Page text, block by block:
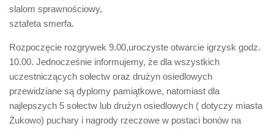
slalom sprawnościowy,
sztafeta smerfa.
Rozpoczęcie rozgrywek 9.00,uroczyste otwarcie igrzysk godz.
10.00. Jednocześnie informujemy, że dla wszystkich
uczestniczących sołectw oraz drużyn osiedlowych
przewidziane są dyplomy pamiątkowe, natomiast dla
najlepszych 5 sołectw lub drużyn osiedlowych ( dotyczy miasta
Żukowo) puchary i nagrody rzeczowe w postaci bonów na